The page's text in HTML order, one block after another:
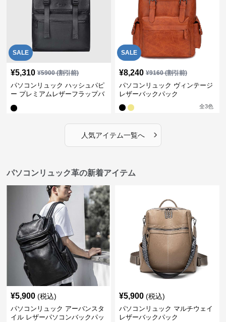
SALE
¥5,310 ¥5900(割引前)
パソコンリュック ハッシュパピ
ー プレミアムレザーフラップバ
SALE
¥8,240 ¥9160(割引前)
パソコンリュック ヴィンテージ
レザーバックパック
全3色
人気アイテム一覧へ ›
パソコンリュック革の新着アイテム
¥5,900 (税込)
パソコンリュック アーバンスタ
イル レザーパソコンバックパッ
¥5,900 (税込)
パソコンリュック マルチウェイ
レザーバックパック